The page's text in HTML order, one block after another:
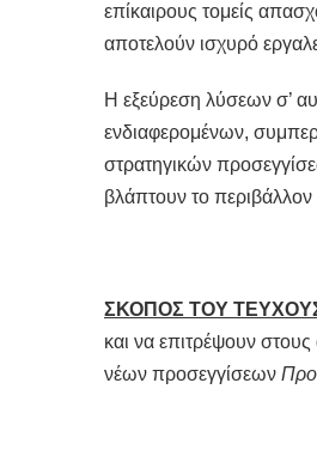
επίκαιρους τομείς
αποτελούν ισχυρό
Η εξεύρεση λύσεων σ’
ενδιαφερομένων,
στρατηγικών
βλάπτουν το περιβάλλον
ΣΚΟΠΟΣ ΤΟΥ
και να επιτρέψουν
νέων προσεγγίσεων